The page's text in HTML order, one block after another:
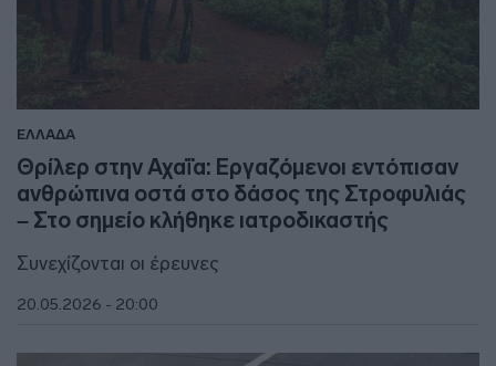
ΕΛΛΑΔΑ
Θρίλερ στην Αχαΐα: Εργαζόμενοι εντόπισαν
ανθρώπινα οστά στο δάσος της Στροφυλιάς
– Στο σημείο κλήθηκε ιατροδικαστής
Συνεχίζονται οι έρευνες
20.05.2026 - 20:00